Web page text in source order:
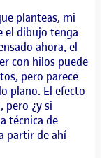
planteas, mi
el dibujo tenga
ahora, el
con hilos puede
pero parece
plano. El efecto
pero ¿y si
técnica de
partir de ahí